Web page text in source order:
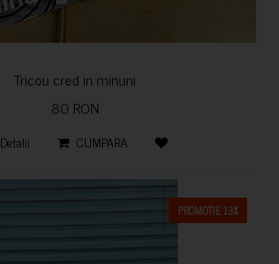
Tricou cred in minuni
80 RON
Detalii CUMPARA
PROMOTIE 13%